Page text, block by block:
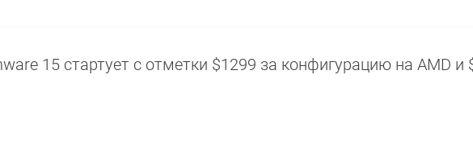
15 стартует с отметки $1299 за конфигурацию на AMD и